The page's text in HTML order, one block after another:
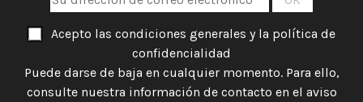
Acepto las condiciones generales y la política de
confidencialidad
Puede darse de baja en cualquier momento. Para ello,
consulte nuestra información de contacto en el aviso